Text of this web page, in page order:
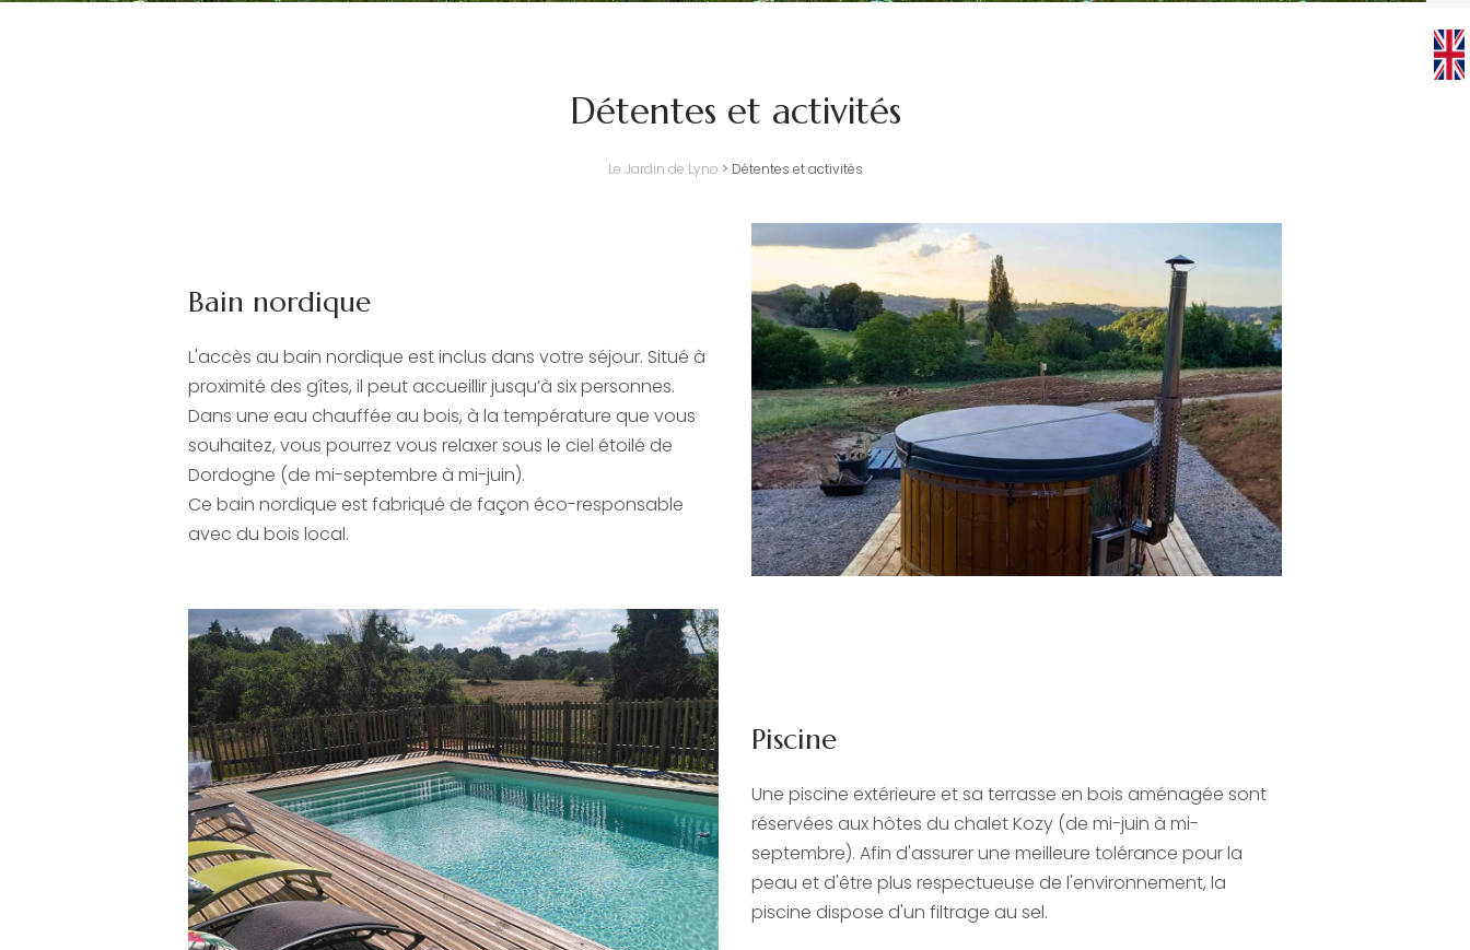
Détentes et activités
Le Jardin de Lyno > Détentes et activités
Bain nordique
L'accès au bain nordique est inclus dans votre séjour. Situé à
proximité des gîtes, il peut accueillir jusqu’à six personnes.
Dans une eau chauffée au bois, à la température que vous
souhaitez, vous pourrez vous relaxer sous le ciel étoilé de
Dordogne (de mi-septembre à mi-juin).
Ce bain nordique est fabriqué de façon éco-responsable
avec du bois local.
Piscine
Une piscine extérieure et sa terrasse en bois aménagée sont
réservées aux hôtes du chalet Kozy (de mi-juin à mi-
septembre). Afin d'assurer une meilleure tolérance pour la
peau et d'être plus respectueuse de l'environnement, la
piscine dispose d'un filtrage au sel.